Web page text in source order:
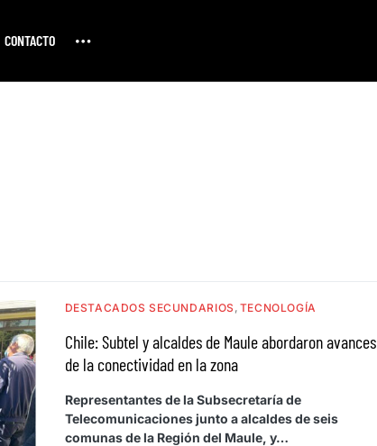
CONTACTO
DESTACADOS SECUNDARIOS TECNOLOGÍA
Chile: Subtel y alcaldes de Maule abordaron avances
de la conectividad en la zona
Representantes de la Subsecretaría de
Telecomunicaciones junto a alcaldes de seis
comunas de la Región del Maule, y…